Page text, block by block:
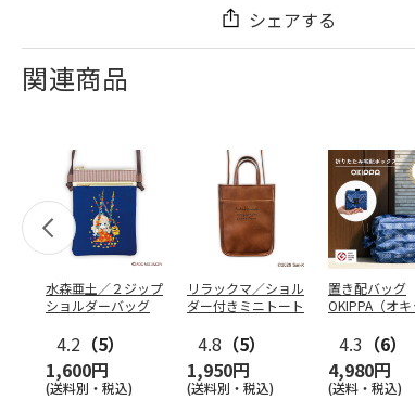
シェアする
関連商品
水森亜土／２ジップ
ショルダーバッグ
4.2 （5）
1,600円
(送料別・税込)
リラックマ／ショル
ダー付きミニトート
4.8 （5）
1,950円
(送料別・税込)
置き配バッグ
OKIPPA（オキ
4.3 （6）
4,980円
(送料・税込)